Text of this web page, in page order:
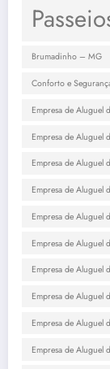
Brumadinho – MG
Conforto e
Empresa de Aluguel
Empresa de Aluguel
Empresa de Aluguel
Empresa de Aluguel
Empresa de Aluguel
Empresa de Aluguel
Empresa de Aluguel
Empresa de Aluguel
Empresa de Aluguel
Empresa de Aluguel